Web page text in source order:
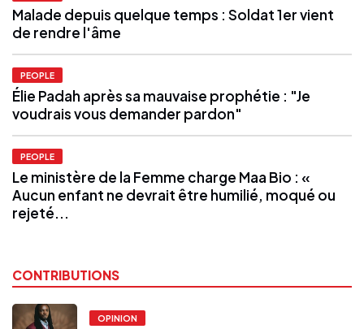
Malade depuis quelque temps : Soldat 1er vient
de rendre l'âme
PEOPLE
Élie Padah après sa mauvaise prophétie : "Je
voudrais vous demander pardon"
PEOPLE
Le ministère de la Femme charge Maa Bio : «
Aucun enfant ne devrait être humilié, moqué ou
rejeté...
CONTRIBUTIONS
OPINION